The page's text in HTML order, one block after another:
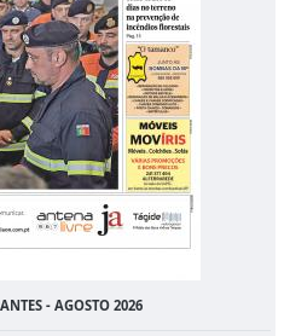
- AGOSTO 2026